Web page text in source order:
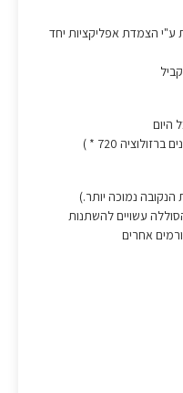
ע"י הצמדת אפליקציות יחד
היום
נמוכה יותר.)
עשויים להשתנות
אחרים